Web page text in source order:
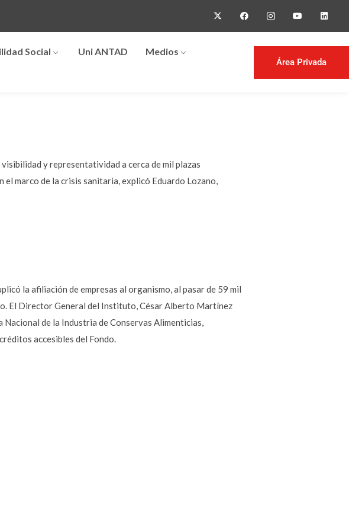
Social Uni ANTAD
Medios
Área Privada
y representatividad a cerca de mil plazas
marco de la crisis sanitaria, explicó Eduardo Lozano,
la afiliación de empresas al organismo, al pasar de 59 mil
El Director General del Instituto, César Alberto Martínez
de la Industria de Conservas Alimenticias,
accesibles del Fondo.